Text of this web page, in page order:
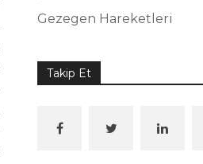
Gezegen Hareketleri
Takip Et